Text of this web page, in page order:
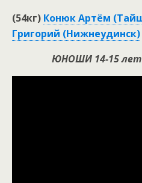
(54кг) Конюк Артём
Григорий (Нижнеудинск)
ЮНОШИ 14-15 лет